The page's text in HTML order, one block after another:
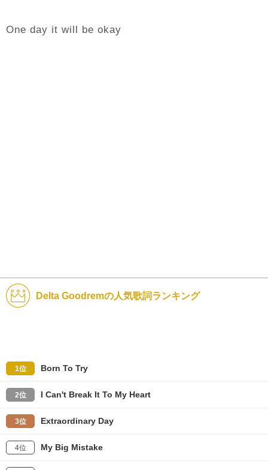
One day it will be okay
Delta Goodremの人気歌詞ランキング
1位 Born To Try
2位 I Can't Break It To My Heart
3位 Extraordinary Day
4位 My Big Mistake